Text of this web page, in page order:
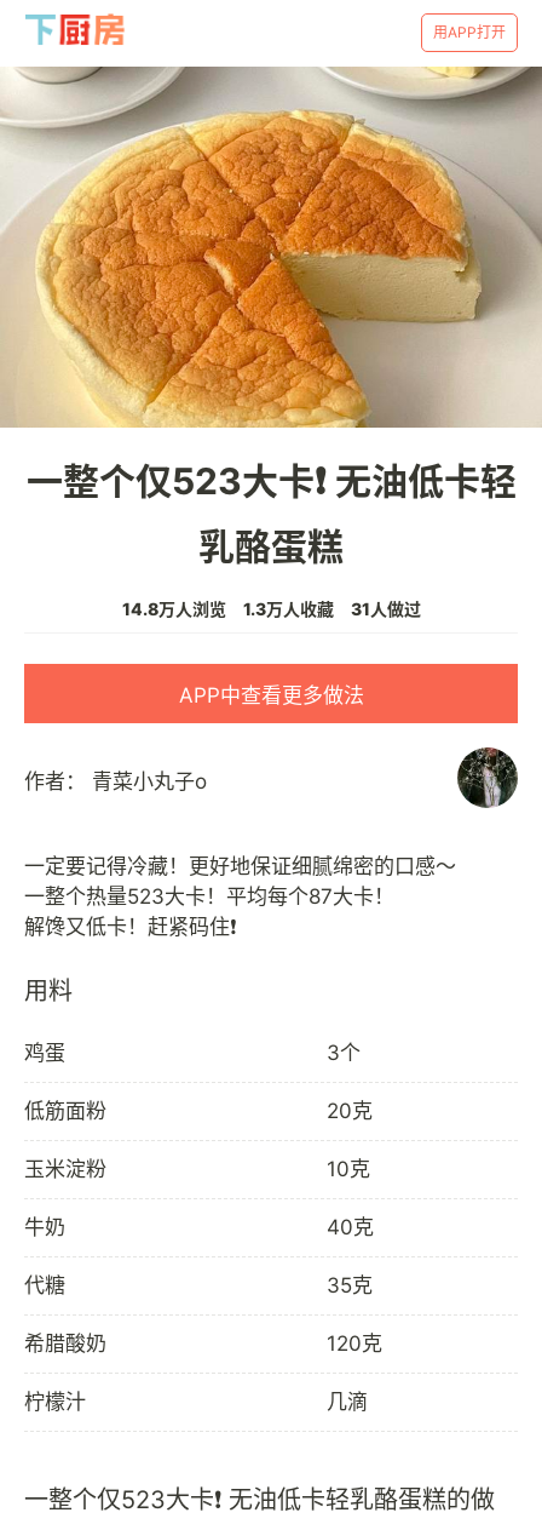
用APP打开
一整个仅523大卡❗️ 无油低卡轻
乳酪蛋糕
14.8万人浏览 1.3万人收藏 31人做过
APP中查看更多做法
作者： 青菜小丸子o
一定要记得冷藏！更好地保证细腻绵密的口感～
一整个热量523大卡！平均每个87大卡！
用料
鸡蛋 3个
低筋面粉 20克
玉米淀粉 10克
牛奶 40克
代糖 35克
希腊酸奶 120克
柠檬汁 几滴
一整个仅523大卡❗️ 无油低卡轻乳酪蛋糕的做